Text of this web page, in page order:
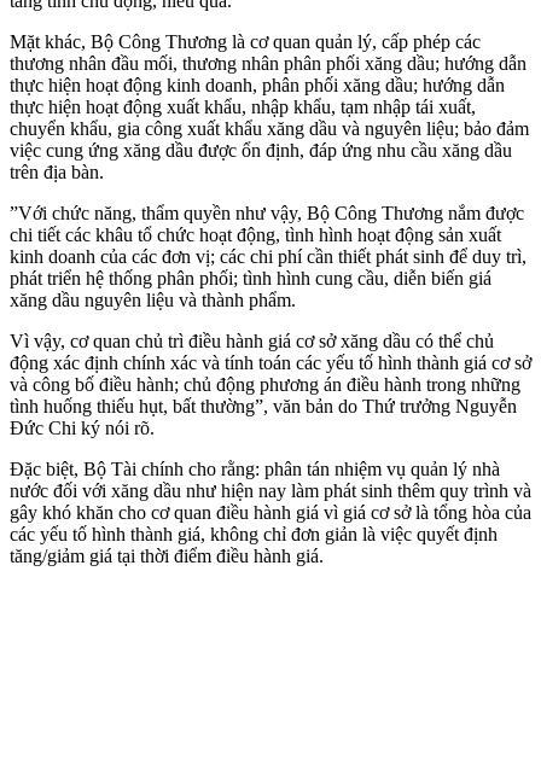
Mặt khác, Bộ Công Thương là cơ quan quản lý, cấp phép các
thương nhân đầu mối, thương nhân phân phối xăng dầu; hướng dẫn
thực hiện hoạt động kinh doanh, phân phối xăng dầu; hướng dẫn
thực hiện hoạt động xuất khẩu, nhập khẩu, tạm nhập tái xuất,
chuyển khẩu, gia công xuất khẩu xăng dầu và nguyên liệu; bảo đảm
việc cung ứng xăng dầu được ổn định, đáp ứng nhu cầu xăng dầu
trên địa bàn.
”Với chức năng, thẩm quyền như vậy, Bộ Công Thương nắm được
chi tiết các khâu tổ chức hoạt động, tình hình hoạt động sản xuất
kinh doanh của các đơn vị; các chi phí cần thiết phát sinh để duy trì,
phát triển hệ thống phân phối; tình hình cung cầu, diễn biến giá
xăng dầu nguyên liệu và thành phẩm.
Vì vậy, cơ quan chủ trì điều hành giá cơ sở xăng dầu có thể chủ
động xác định chính xác và tính toán các yếu tố hình thành giá cơ sở
và công bố điều hành; chủ động phương án điều hành trong những
tình huống thiếu hụt, bất thường”, văn bản do Thứ trưởng Nguyễn
Đức Chi ký nói rõ.
Đặc biệt, Bộ Tài chính cho rằng: phân tán nhiệm vụ quản lý nhà
nước đối với xăng dầu như hiện nay làm phát sinh thêm quy trình và
gây khó khăn cho cơ quan điều hành giá vì giá cơ sở là tổng hòa của
các yếu tố hình thành giá, không chỉ đơn giản là việc quyết định
tăng/giảm giá tại thời điểm điều hành giá.